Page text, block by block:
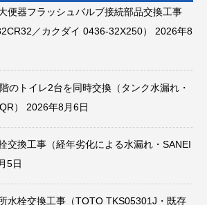
便器フラッシュバルブ接続部品交換工事
／カクダイ 0436-32X250）
2026年8
のトイレ2台を同時交換（タンク水漏れ・
）
2026年8月6日
交換工事（経年劣化による水漏れ・SANEI
5日
水栓交換工事（TOTO TKS05301J・既存